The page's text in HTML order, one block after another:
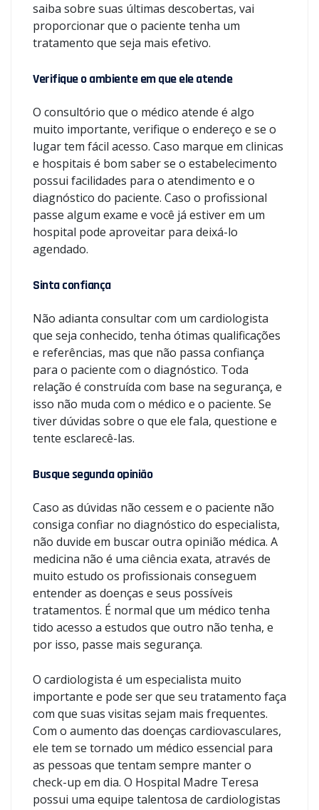
saiba sobre suas últimas descobertas, vai
proporcionar que o paciente tenha um
tratamento que seja mais efetivo.
Verifique o ambiente em que ele atende
O consultório que o médico atende é algo
muito importante, verifique o endereço e se o
lugar tem fácil acesso. Caso marque em clinicas
e hospitais é bom saber se o estabelecimento
possui facilidades para o atendimento e o
diagnóstico do paciente. Caso o profissional
passe algum exame e você já estiver em um
hospital pode aproveitar para deixá-lo
agendado.
Sinta confiança
Não adianta consultar com um cardiologista
que seja conhecido, tenha ótimas qualificações
e referências, mas que não passa confiança
para o paciente com o diagnóstico. Toda
relação é construída com base na segurança, e
isso não muda com o médico e o paciente. Se
tiver dúvidas sobre o que ele fala, questione e
tente esclarecê-las.
Busque segunda opinião
Caso as dúvidas não cessem e o paciente não
consiga confiar no diagnóstico do especialista,
não duvide em buscar outra opinião médica. A
medicina não é uma ciência exata, através de
muito estudo os profissionais conseguem
entender as doenças e seus possíveis
tratamentos. É normal que um médico tenha
tido acesso a estudos que outro não tenha, e
por isso, passe mais segurança.
O cardiologista é um especialista muito
importante e pode ser que seu tratamento faça
com que suas visitas sejam mais frequentes.
Com o aumento das doenças cardiovasculares,
ele tem se tornado um médico essencial para
as pessoas que tentam sempre manter o
check-up em dia. O Hospital Madre Teresa
possui uma equipe talentosa de cardiologistas